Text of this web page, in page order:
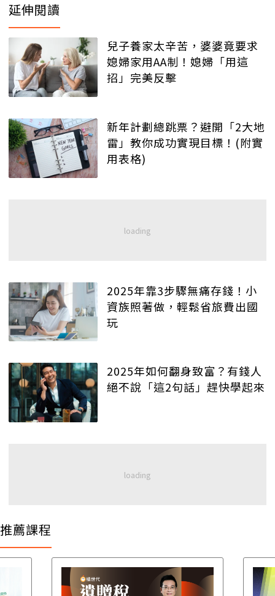
延伸閱讀
兒子養家太辛苦，婆婆竟要求
媳婦家用AA制！媳婦「用這
招」完美反擊
新年計劃總跳票？避開「2大地
雷」教你成功實現目標！(附實
用表格)
2025年靠3步驟無痛存錢！小
資族照著做，輕鬆省旅費出國
玩
2025年如何翻身致富？有錢人
絕不說「這2句話」趕快學起來
推薦課程